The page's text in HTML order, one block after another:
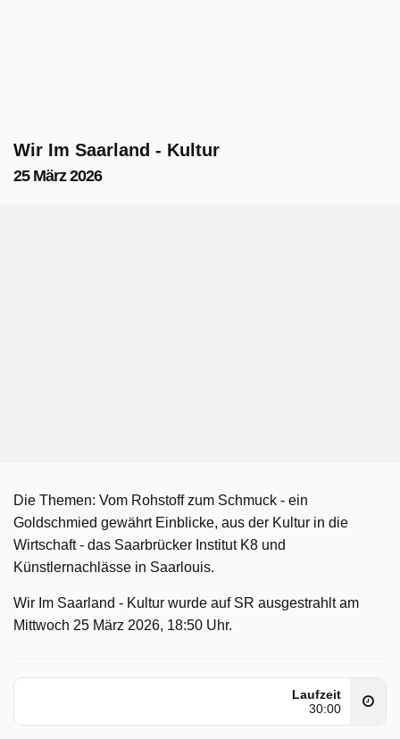
Wir Im Saarland - Kultur
25 März 2026
Die Themen: Vom Rohstoff zum Schmuck - ein
Goldschmied gewährt Einblicke, aus der Kultur in die
Wirtschaft - das Saarbrücker Institut K8 und
Künstlernachlässe in Saarlouis.
Wir Im Saarland - Kultur wurde auf SR ausgestrahlt am
Mittwoch 25 März 2026, 18:50 Uhr.
Laufzeit
30:00